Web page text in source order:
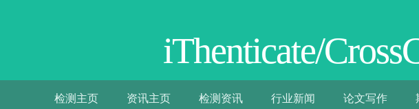
iThenticate/
检测主页 资讯主页 检测资讯 行业新闻 论文写作